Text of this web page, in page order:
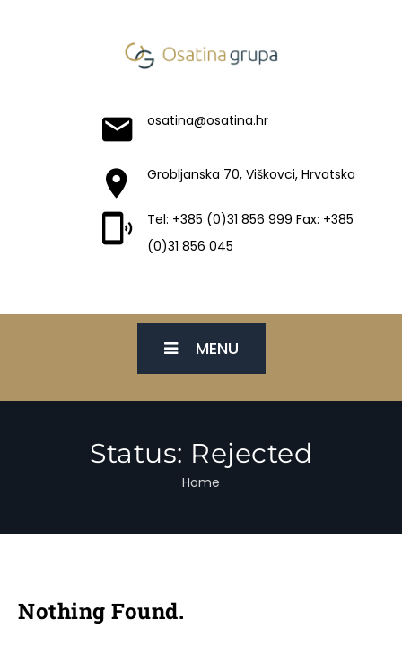
osatina@osatina.hr
Grobljanska 70, Viškovci, Hrvatska
Tel: +385 (0)31 856 999 Fax: +385
(0)31 856 045
MENU
Status: Rejected
Home
Nothing Found.